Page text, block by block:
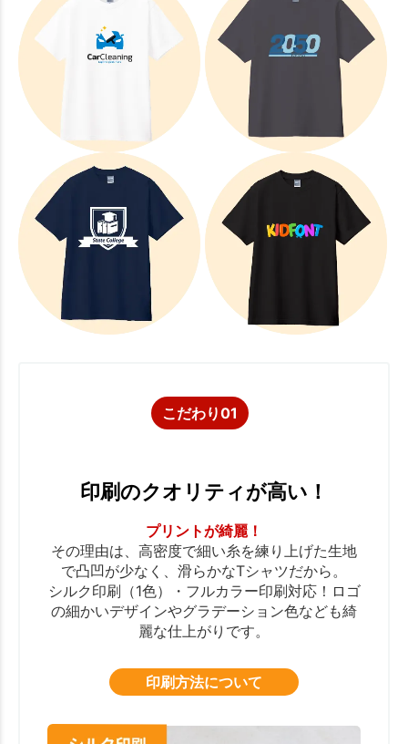
こだわり01
印刷のクオリティが高い！
プリントが綺麗！
その理由は、高密度で細い糸を練り上げた生地
で凸凹が少なく、滑らかなTシャツだから。
シルク印刷（1色）・フルカラー印刷対応！ロゴ
の細かいデザインやグラデーション色なども綺
麗な仕上がりです。
印刷方法について